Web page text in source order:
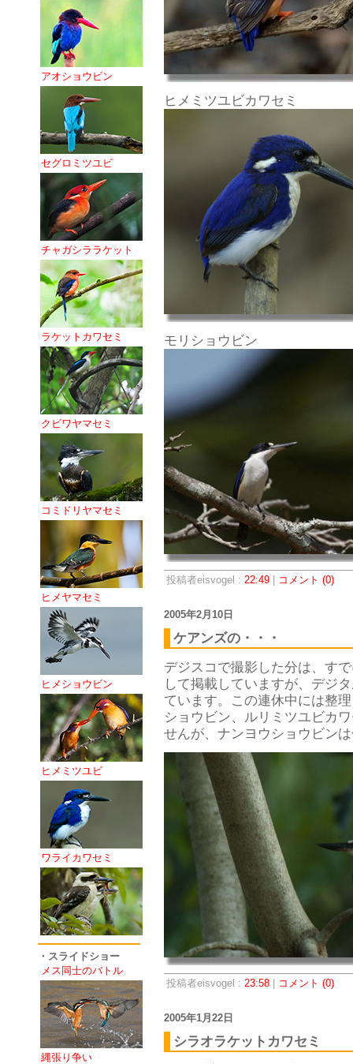
アオショウビン
セグロミツユビ
チャガシララケット
ラケットカワセミ
クビワヤマセミ
コミドリヤマセミ
ヒメヤマセミ
ヒメショウビン
ヒメミツユビ
ワライカワセミ
・スライドショー
メス同士のバトル
縄張り争い
ヒメミツユビカワセミ
モリショウビン
投稿者eisvogel : 22:49| コメント (0)
2005年2月10日
ケアンズの・・・
デジスコで撮影した分は、す
して掲載していますが、デジ
ています。この連休中には整
ショウビン、ルリミツユビカ
せんが、ナンヨウショウビン
投稿者eisvogel : 23:58| コメント (0)
2005年1月22日
シラオラケットカワセミ